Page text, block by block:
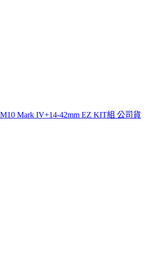
Mark IV+14-42mm EZ KIT組 公司貨